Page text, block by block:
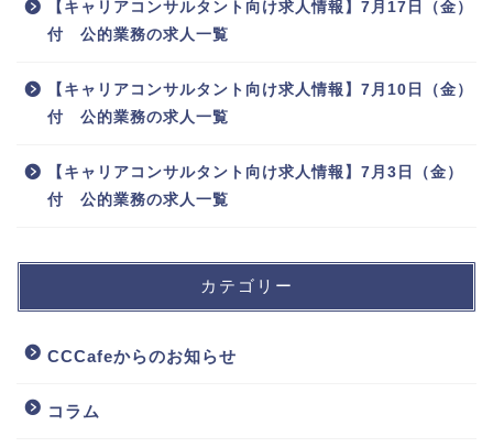
【キャリアコンサルタント向け求人情報】7月17日（金）
付 公的業務の求人一覧
【キャリアコンサルタント向け求人情報】7月10日（金）
付 公的業務の求人一覧
【キャリアコンサルタント向け求人情報】7月3日（金）
付 公的業務の求人一覧
カテゴリー
CCCafeからのお知らせ
コラム